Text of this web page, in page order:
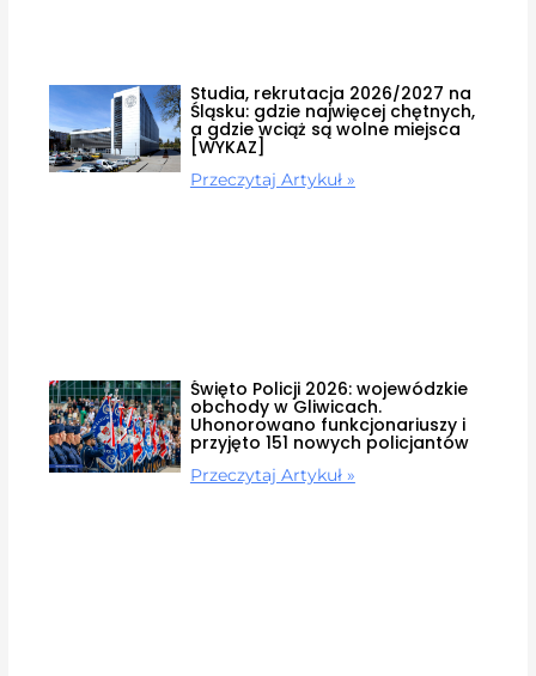
Studia, rekrutacja 2026/2027 na
Śląsku: gdzie najwięcej chętnych,
a gdzie wciąż są wolne miejsca
[WYKAZ]
Przeczytaj Artykuł »
Święto Policji 2026: wojewódzkie
obchody w Gliwicach.
Uhonorowano funkcjonariuszy i
przyjęto 151 nowych policjantów
Przeczytaj Artykuł »